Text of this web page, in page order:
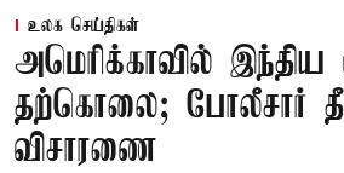
உலக செய்திகள்
அமெரிக்காவில் இந்திய
தற்கொலை; போலீசார்
விசாரணை